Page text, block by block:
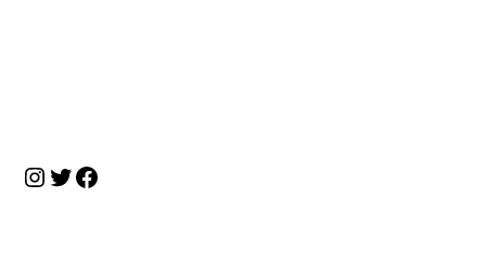
Instagram
Twitter
Facebook